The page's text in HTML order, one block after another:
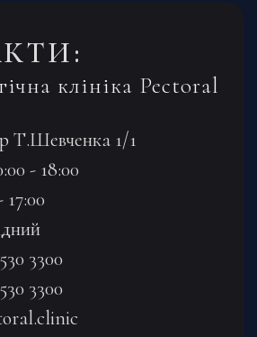
клініка Pectoral
Т.Шевченка 1/1
- 18:00
17:00
3300
3300